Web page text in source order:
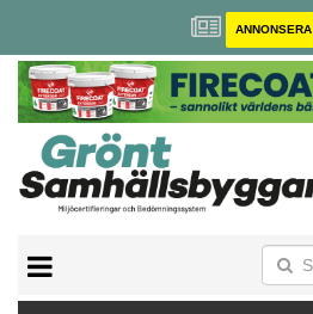
ANNONSERA